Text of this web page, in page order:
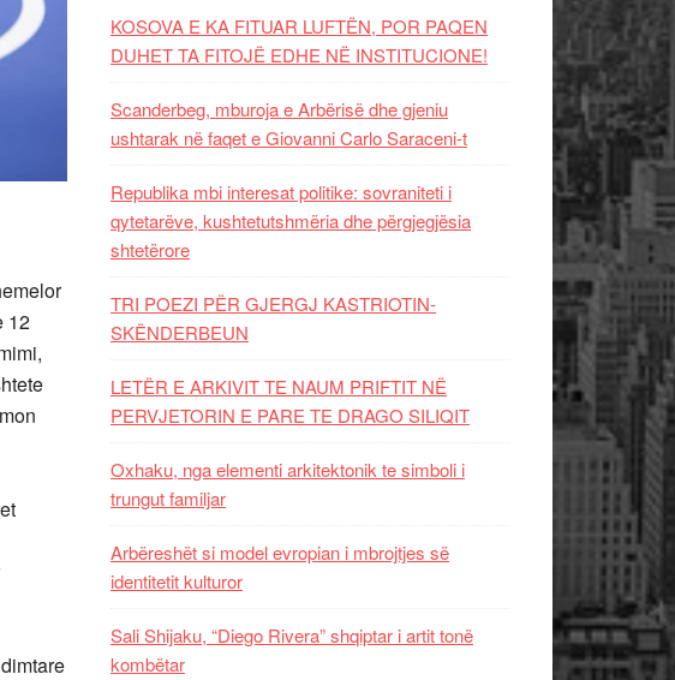
12
KOSOVA E KA FITUAR LUFTËN, POR PAQEN
DUHET TA FITOJË EDHE NË INSTITUCIONE!
Scanderbeg, mburoja e Arbërisë dhe gjeniu
ushtarak në faqet e Giovanni Carlo Saraceni-t
Republika mbi interesat politike: sovraniteti i
qytetarëve, kushtetutshmëria dhe përgjegjësia
shtetërore
TRI POEZI PËR GJERGJ KASTRIOTIN-
SKËNDERBEUN
LETËR E ARKIVIT TE NAUM PRIFTIT NË
PERVJETORIN E PARE TE DRAGO SILIQIT
Oxhaku, nga elementi arkitektonik te simboli i
trungut familjar
Arbëreshët si model evropian i mbrojtjes së
identitetit kulturor
Sali Shijaku, “Diego Rivera” shqiptar i artit tonë
kombëtar